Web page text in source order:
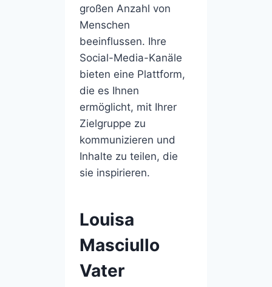
großen Anzahl von
Menschen
beeinflussen. Ihre
Social-Media-Kanäle
bieten eine Plattform,
die es Ihnen
ermöglicht, mit Ihrer
Zielgruppe zu
kommunizieren und
Inhalte zu teilen, die
sie inspirieren.
Louisa
Masciullo
Vater